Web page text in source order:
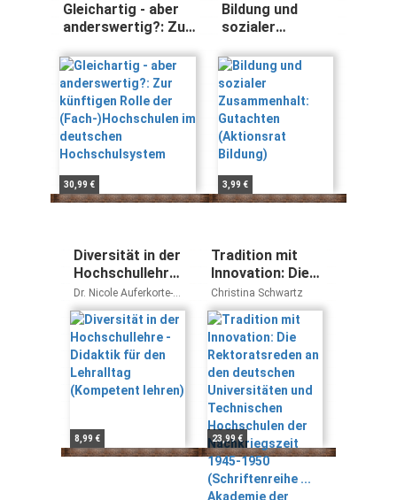
Gleichartig - aber
anderswertig?: Zur
(Fach-)Hochschulen
im deutschen
Hochschulsystem
30,99 €
Bildung und
sozialer
Gutachten
(Aktionsrat
Bildung)
3,99 €
Diversität in der
Hochschullehre -
Didaktik für den
Lehralltag
(Kompetent
lehren)
Dr. Nicole Auferkorte-
Michaelis Prof. Dr.
Frank Linde
8,99 €
Tradition mit
Innovation: Die
Rektoratsreden
an den
deutschen
Universitäten
und Technischen
Hochschulen der
Nachkriegszeit
1945-1950
(Schriftenreihe
... Akademie der
Wissenschaften,
Band 103)
Christina Schwartz
23,99 €